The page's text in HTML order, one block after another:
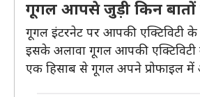
गूगल आपसे जुड़ी किन बातों
गूगल इंटरनेट पर आपकी एक्टिविटी
इसके अलावा गूगल आपकी
एक हिसाब से गूगल अपने प्रोफाइल